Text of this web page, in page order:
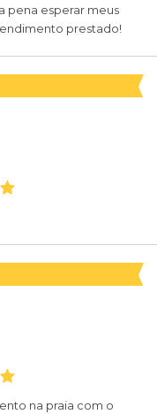
pena esperar meus
prestado!
na praia com o